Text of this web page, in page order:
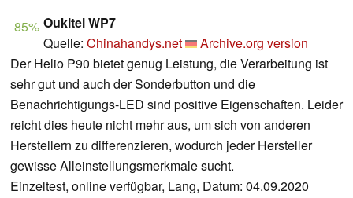
85% Oukitel WP7
Quelle: Chinahandys.net
Archive.org version
Der Helio P90 bietet genug Leistung, die Verarbeitung ist
sehr gut und auch der Sonderbutton und die
Benachrichtigungs-LED sind positive Eigenschaften. Leider
reicht dies heute nicht mehr aus, um sich von anderen
Herstellern zu differenzieren, wodurch jeder Hersteller
gewisse Alleinstellungsmerkmale sucht.
Einzeltest, online verfügbar, Lang, Datum: 04.09.2020